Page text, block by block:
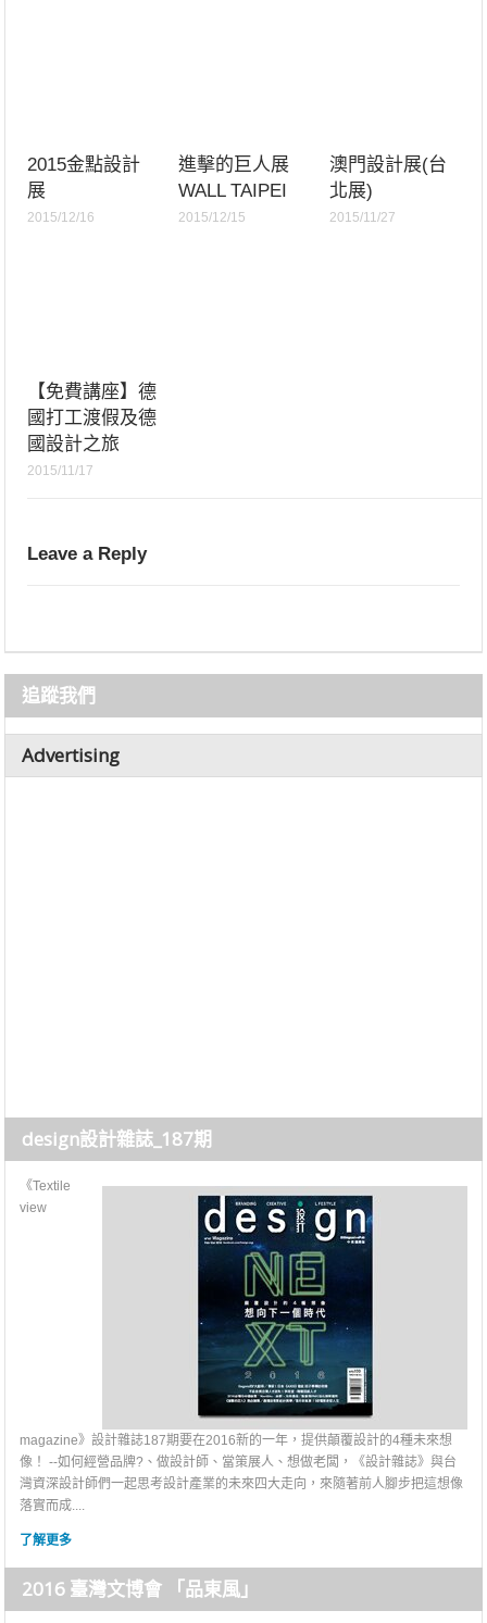
2015金點設計
展
2015/12/16
進擊的巨人展
WALL TAIPEI
2015/12/15
澳門設計展(台
北展)
2015/11/27
【免費講座】德
國打工渡假及德
國設計之旅
2015/11/17
Leave a Reply
追蹤我們
Advertising
design設計雜誌_187期
《Textile
view
magazine》設計雜誌187期要在2016新的一年，提供顛覆設計的4種未來想
像！ --如何經營品牌?、做設計師、當策展人、想做老闆，《設計雜誌》與台
灣資深設計師們一起思考設計產業的未來四大走向，來隨著前人腳步把這想像
落實而成....
了解更多
2016 臺灣文博會 「品東風」